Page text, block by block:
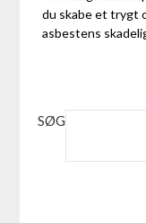
du skabe et trygt
asbestens
SØG